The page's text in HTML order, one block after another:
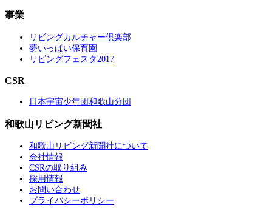
事業
リビングカルチャー倶楽部
夢いっぱい保育園
リビングフェスタ2017
CSR
日本宇宙少年団和歌山分団
和歌山リビング新聞社
和歌山リビング新聞社について
会社情報
CSRの取り組み
採用情報
お問い合わせ
プライバシーポリシー